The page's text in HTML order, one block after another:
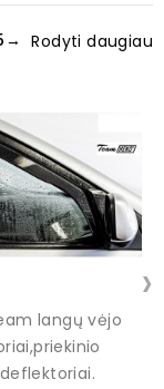
Rodyti daugiau
langų vėjo
›